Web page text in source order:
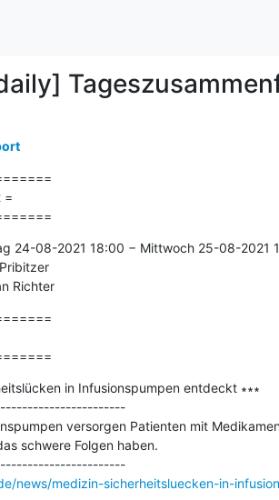
=
24-08-2021 18:00 − Mittwoch 25-08-2021
Richter
in Infusionspumpen entdeckt ∗∗∗
versorgen Patienten mit
schwere Folgen haben.
---------------------------------------------
news/medizin-sicherheitsluecken-in-